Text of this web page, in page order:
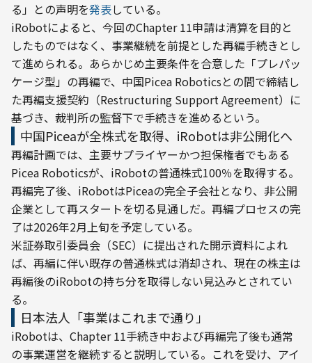
る」との声明を発表している。
iRobotによると、今回のChapter 11申請は清算を目的と
したものではなく、事業継続を前提とした再編手続きとし
て進められる。あらかじめ主要条件を合意した「プレパッ
ケージ型」の再編で、中国Picea Roboticsとの間で締結し
た再編支援契約（Restructuring Support Agreement）に
基づき、裁判所の監督下で手続きを進めるという。
中国Piceaが全株式を取得、iRobotは非公開化へ
再編計画では、主要サプライヤーかつ担保権者でもある
Picea Roboticsが、iRobotの普通株式100％を取得する。
再編完了後、iRobotはPiceaの完全子会社となり、非公開
企業として再スタートを切る見通しだ。再編プロセスの完
了は2026年2月上旬を予定している。
米証券取引委員会（SEC）に提出された開示資料によれ
ば、再編に伴い既存の普通株式は消却され、現在の株主は
再編後のiRobotの持ち分を取得しない見込みとされてい
る。
日本法人「事業はこれまで通り」
iRobotは、Chapter 11手続き中および再編完了後も通常
の事業運営を継続すると説明している。これを受け、アイ